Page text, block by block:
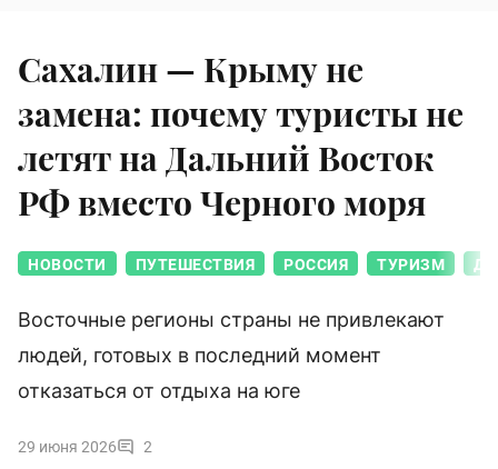
Сахалин — Крыму не
замена: почему туристы не
летят на Дальний Восток
РФ вместо Черного моря
НОВОСТИ ПУТЕШЕСТВИЯ РОССИЯ ТУРИЗМ
Восточные регионы страны не привлекают
людей, готовых в последний момент
отказаться от отдыха на юге
29 июня 2026 2